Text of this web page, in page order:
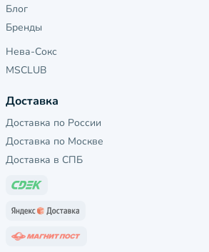
Блог
Бренды
Нева-Сокс
MSCLUB
Доставка
Доставка по России
Доставка по Москве
Доставка в СПБ